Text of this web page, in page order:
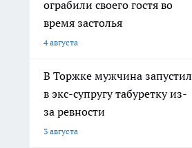
ограбили своего гостя во
время застолья
4 августа
В Торжке мужчина запустил
в экс-супругу табуретку из-
за ревности
3 августа